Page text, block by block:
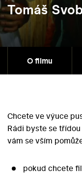
Tomáš
O filmu
Chcete ve výuce
Rádi byste se
vám se vším
pokud chcete